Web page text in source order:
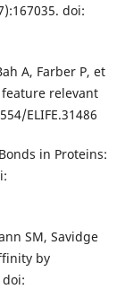
doi:
A, Farber P, et
relevant
ELIFE.31486
in Proteins:
SM, Savidge
by